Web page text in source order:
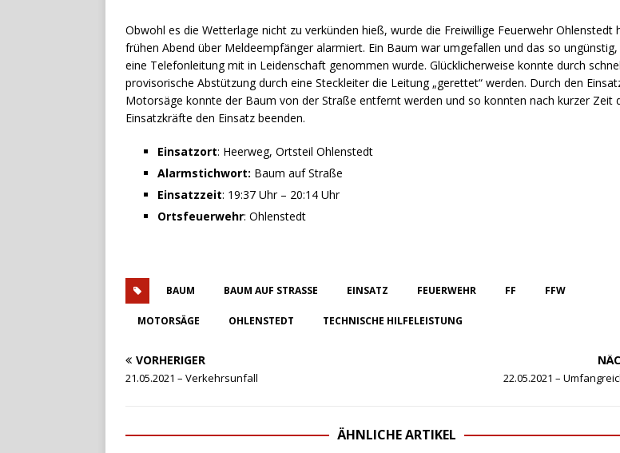
Obwohl es die Wetterlage nicht zu verkünden hieß, wurde die Freiwillige Feuerwehr Ohlenstedt
frühen Abend über Meldeempfänger alarmiert. Ein Baum war umgefallen und das so ungünstig,
eine Telefonleitung mit in Leidenschaft genommen wurde. Glücklicherweise konnte durch
provisorische Abstützung durch eine Steckleiter die Leitung „gerettet“ werden. Durch den
Motorsäge konnte der Baum von der Straße entfernt werden und so konnten nach kurzer Zeit
Einsatzkräfte den Einsatz beenden.
Einsatzort: Heerweg, Ortsteil Ohlenstedt
Alarmstichwort: Baum auf Straße
Einsatzzeit: 19:37 Uhr – 20:14 Uhr
Ortsfeuerwehr: Ohlenstedt
BAUM BAUM AUF STRASSE EINSATZ FEUERWEHR FF FFW
MOTORSÄGE OHLENSTEDT TECHNISCHE HILFELEISTUNG
VORHERIGER
21.05.2021 – Verkehrsunfall 22.05.2021 –
ÄHNLICHE ARTIKEL